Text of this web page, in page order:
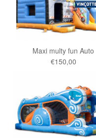
Maxi multy fun Auto
€150,00